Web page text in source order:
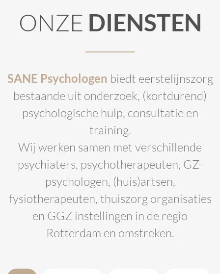
ONZE DIENSTEN
SANE Psychologen biedt eerstelijnszorg
bestaande uit onderzoek, (kortdurend)
psychologische hulp, consultatie en
training.
Wij werken samen met verschillende
psychiaters, psychotherapeuten, GZ-
psychologen, (huis)artsen,
fysiotherapeuten, thuiszorg organisaties
en GGZ instellingen in de regio
Rotterdam en omstreken.